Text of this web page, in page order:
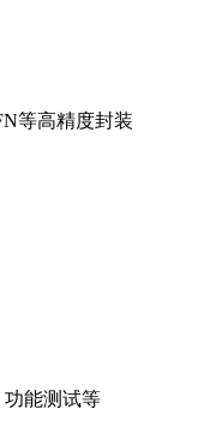
等高精度封装
功能测试等